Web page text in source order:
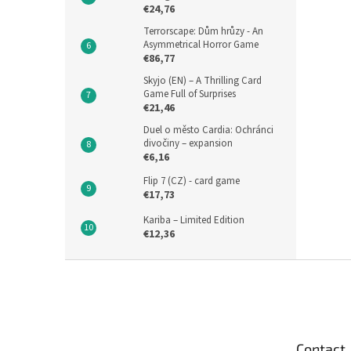
€24,76
Terrorscape: Dům hrůzy - An
Asymmetrical Horror Game
€86,77
Skyjo (EN) – A Thrilling Card
Game Full of Surprises
€21,46
Duel o město Cardia: Ochránci
divočiny – expansion
€6,16
Flip 7 (CZ) - card game
€17,73
Kariba – Limited Edition
€12,36